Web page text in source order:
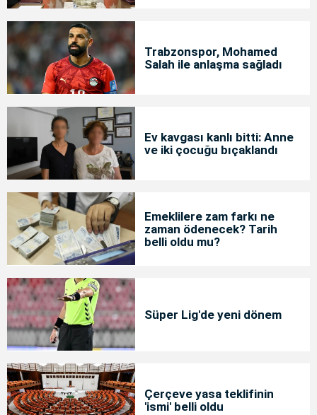
Trabzonspor, Mohamed
Salah ile anlaşma sağladı
Ev kavgası kanlı bitti: Anne
ve iki çocuğu bıçaklandı
Emeklilere zam farkı ne
zaman ödenecek? Tarih
belli oldu mu?
Süper Lig'de yeni dönem
Çerçeve yasa teklifinin
'ismi' belli oldu